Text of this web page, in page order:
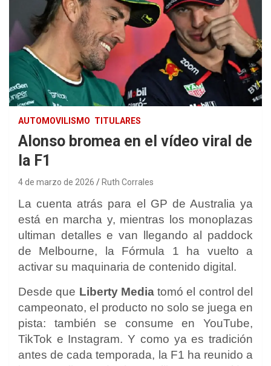
AUTOMOVILISMO TITULARES
Alonso bromea en el vídeo viral de
la F1
4 de marzo de 2026 Ruth Corrales
La cuenta atrás para el GP de Australia ya
está en marcha y, mientras los monoplazas
ultiman detalles e van llegando al paddock
de Melbourne, la Fórmula 1 ha vuelto a
activar su maquinaria de contenido digital.
Desde que Liberty Mediatomó el control del
campeonato, el producto no solo se juega en
pista: también se consume en YouTube,
TikTok e Instagram. Y como ya es tradición
antes de cada temporada, la F1 ha reunido a